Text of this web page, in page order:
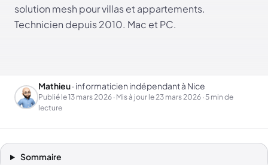
solution mesh pour villas et appartements.
Technicien depuis 2010. Mac et PC.
Mathieu· informaticien indépendant à Nice
Publié le13 mars 2026 · Mis à jour le23 mars 2026 · 5 min de
lecture
Sommaire